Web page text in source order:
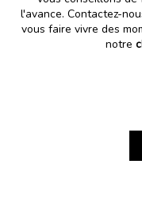
l'avance. Contactez-
vous faire vivre des
notre